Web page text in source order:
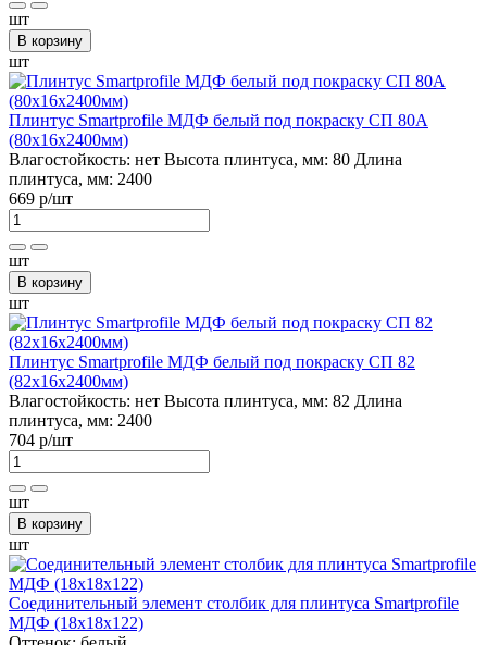
шт
В корзину
шт
Плинтус Smartprofile МДФ белый под покраску СП 80А
(80х16х2400мм)
Влагостойкость: нет Высота плинтуса, мм: 80 Длина
плинтуса, мм: 2400
669 р/шт
шт
В корзину
шт
Плинтус Smartprofile МДФ белый под покраску СП 82
(82х16х2400мм)
Влагостойкость: нет Высота плинтуса, мм: 82 Длина
плинтуса, мм: 2400
704 р/шт
шт
В корзину
шт
Соединительный элемент столбик для плинтуса Smartprofile
МДФ (18х18х122)